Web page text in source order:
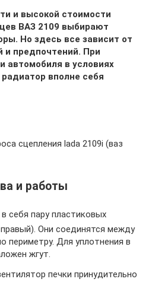
и высокой стоимости
ВАЗ 2109 выбирают
Но здесь все зависит от
и предпочтений. При
автомобиля в условиях
вполне себя
сцепления lada 2109i (ваз
и работы
себя пару пластиковых
Они соединятся между
периметру. Для уплотнения в
жгут.
печки принудительно